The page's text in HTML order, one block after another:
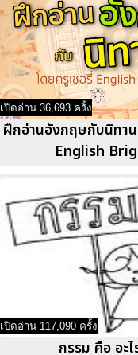
เปิดอ่าน 36,693 ครั้ง
ฝึกอ่านอังกฤษกับนิทาน
English
เปิดอ่าน 117,090 ครั้ง
กรรม คือ อะไ